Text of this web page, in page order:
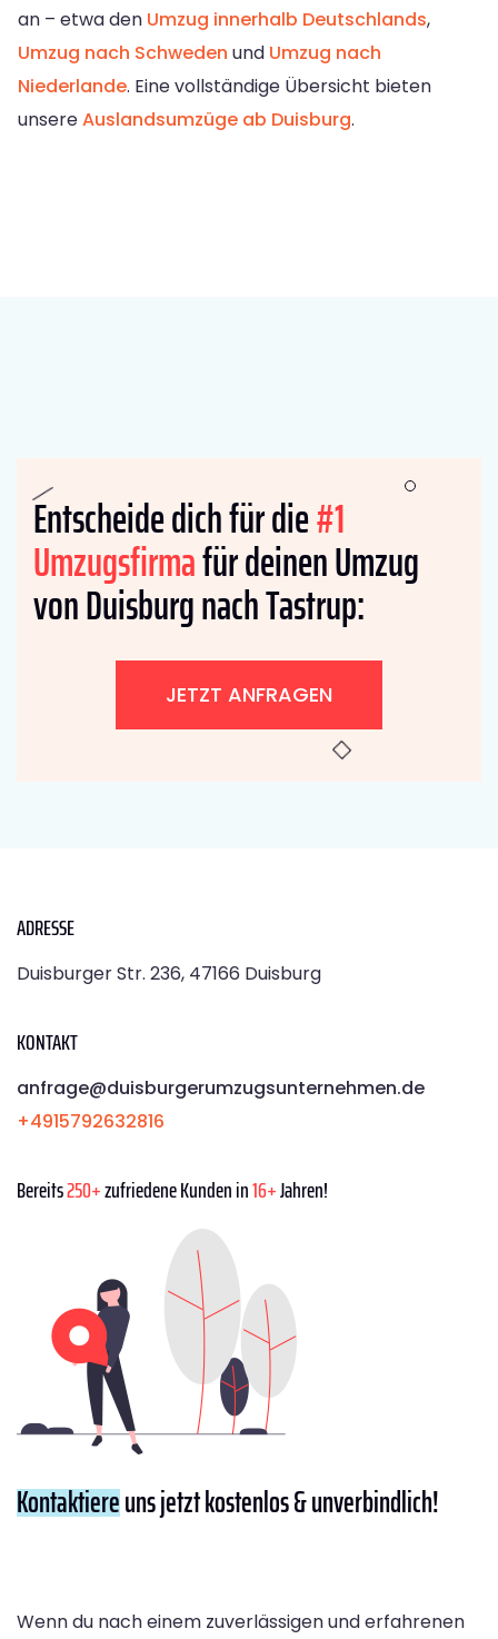
an – etwa den Umzug innerhalb Deutschlands,
Umzug nach Schweden und Umzug nach
Niederlande. Eine vollständige Übersicht bieten
unsereAuslandsumzüge ab Duisburg.
Entscheide dich für die#1
Umzugsfirmafür deinen Umzug
von Duisburg nach Tastrup:
JETZT ANFRAGEN
ADRESSE
Duisburger Str. 236, 47166 Duisburg
KONTAKT
anfrage@duisburgerumzugsunternehmen.de
+4915792632816
Bereits250+zufriedene Kunden in16+Jahren!
Kontaktiereuns jetzt kostenlos & unverbindlich!
Wenn du nach einem zuverlässigen und erfahrenen